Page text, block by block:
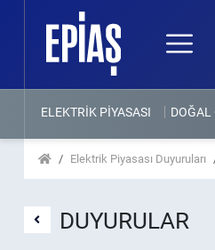
ELEKTRİK PİYASASI DOĞAL
Elektrik Piyasası Duyuruları
DUYURULAR